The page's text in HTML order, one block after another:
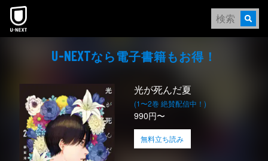
本文へスキップ
U-NEXTなら電⼦書籍もお得！
光が死んだ夏
(1〜2巻 絶賛配信中！)
990円〜
無料立ち読み